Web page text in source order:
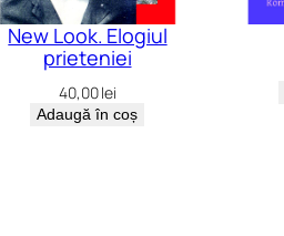
New Look. Elogiul
prieteniei
40,00lei
Adaugă în coș